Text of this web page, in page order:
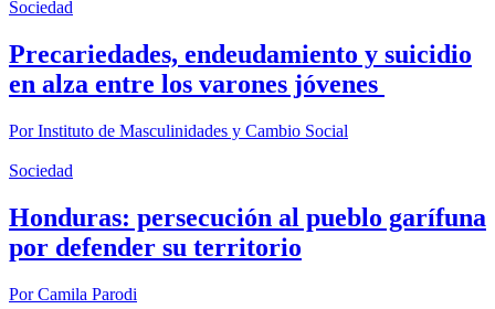
Sociedad
Precariedades, endeudamiento y suicidio
en alza entre los varones jóvenes
PorInstituto de Masculinidades y Cambio Social
Sociedad
Honduras: persecución al pueblo garífuna
por defender su territorio
PorCamila Parodi